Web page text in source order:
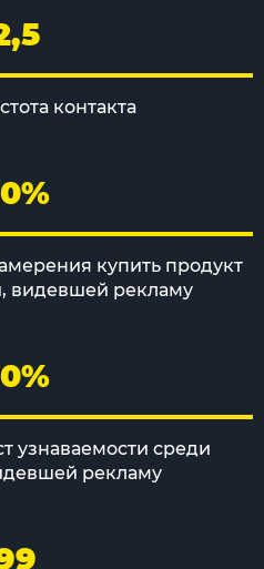
контакта
купить продукт
видевшей рекламу
узнаваемости среди
рекламу